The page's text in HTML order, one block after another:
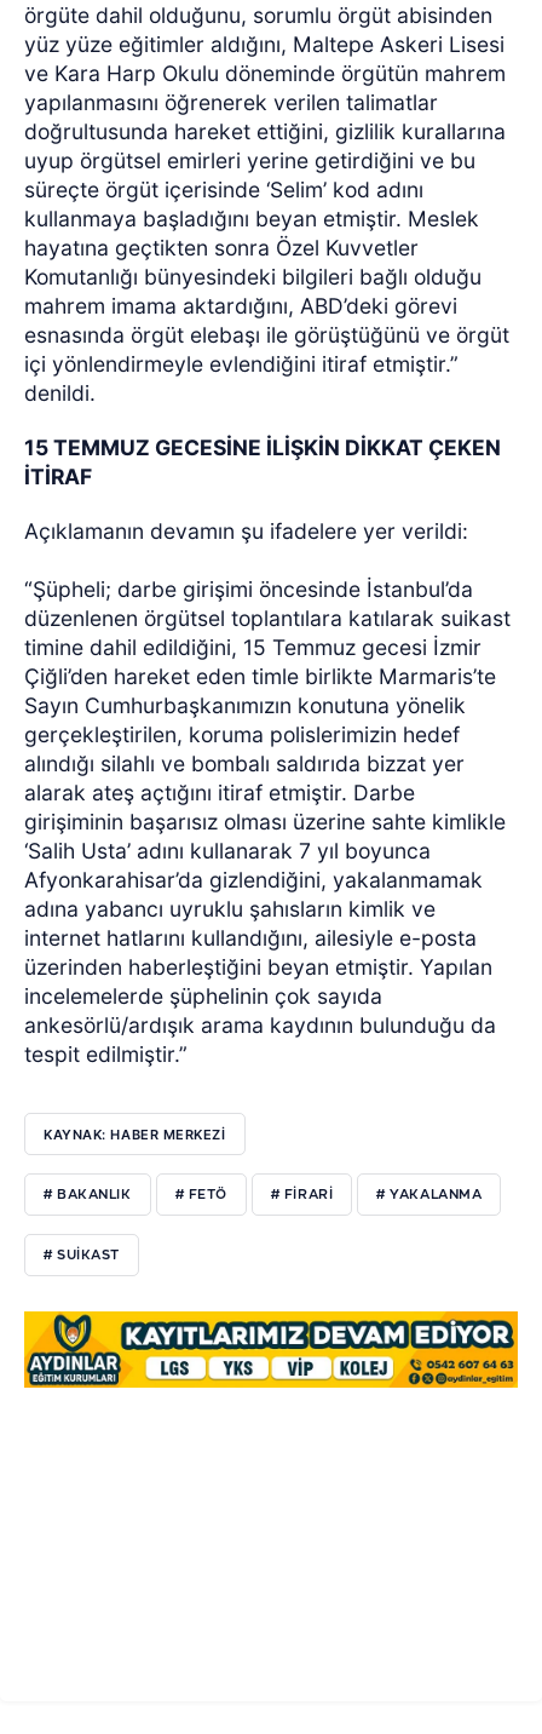
örgüte dahil olduğunu, sorumlu örgüt abisinden
yüz yüze eğitimler aldığını, Maltepe Askeri Lisesi
ve Kara Harp Okulu döneminde örgütün mahrem
yapılanmasını öğrenerek verilen talimatlar
doğrultusunda hareket ettiğini, gizlilik kurallarına
uyup örgütsel emirleri yerine getirdiğini ve bu
süreçte örgüt içerisinde ‘Selim’ kod adını
kullanmaya başladığını beyan etmiştir. Meslek
hayatına geçtikten sonra Özel Kuvvetler
Komutanlığı bünyesindeki bilgileri bağlı olduğu
mahrem imama aktardığını, ABD’deki görevi
esnasında örgüt elebaşı ile görüştüğünü ve örgüt
içi yönlendirmeyle evlendiğini itiraf etmiştir.”
denildi.
15 TEMMUZ GECESİNE İLİŞKİN DİKKAT ÇEKEN
İTİRAF
Açıklamanın devamın şu ifadelere yer verildi:
“Şüpheli; darbe girişimi öncesinde İstanbul’da
düzenlenen örgütsel toplantılara katılarak suikast
timine dahil edildiğini, 15 Temmuz gecesi İzmir
Çiğli’den hareket eden timle birlikte Marmaris’te
Sayın Cumhurbaşkanımızın konutuna yönelik
gerçekleştirilen, koruma polislerimizin hedef
alındığı silahlı ve bombalı saldırıda bizzat yer
alarak ateş açtığını itiraf etmiştir. Darbe
girişiminin başarısız olması üzerine sahte kimlikle
‘Salih Usta’ adını kullanarak 7 yıl boyunca
Afyonkarahisar’da gizlendiğini, yakalanmamak
adına yabancı uyruklu şahısların kimlik ve
internet hatlarını kullandığını, ailesiyle e-posta
üzerinden haberleştiğini beyan etmiştir. Yapılan
incelemelerde şüphelinin çok sayıda
ankesörlü/ardışık arama kaydının bulunduğu da
tespit edilmiştir.”
KAYNAK: HABER MERKEZİ
# BAKANLIK # FETÖ # FİRARİ # YAKALANMA
# SUİKAST